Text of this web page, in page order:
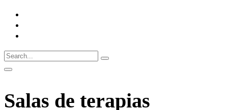
Salas de terapias